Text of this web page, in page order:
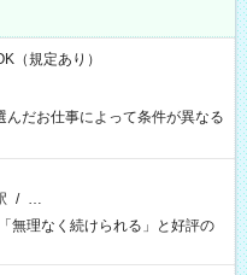
（規定あり）
だお仕事によって条件が異なる
/ …
無理なく続けられる」と好評の